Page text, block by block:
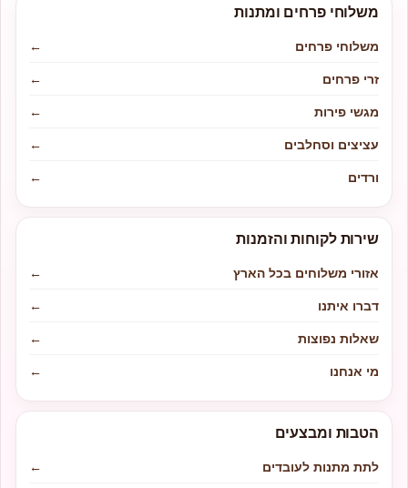
משלוחי פרחים ומתנות
משלוחי פרחים
←
זרי פרחים
←
מגשי פירות
←
עציצים וסחלבים
←
ורדים
←
שירות לקוחות והזמנות
אזורי משלוחים בכל הארץ
←
דברו איתנו
←
שאלות נפוצות
←
מי אנחנו
←
הטבות ומבצעים
לתת מתנות לעובדים
←